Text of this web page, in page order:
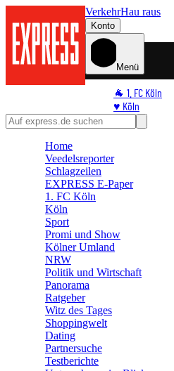
VerkehrHau raus
Konto
Menü
🐐 1. FC Köln
♥️ Köln
⭐ Promi
🛒 Shoppingwelt
Home
Veedelsreporter
Schlagzeilen
EXPRESS E-Paper
1. FC Köln
Köln
Sport
Promi und Show
Kölner Umland
NRW
Politik und Wirtschaft
Panorama
Ratgeber
Witz des Tages
Shoppingwelt
Dating
Partnersuche
Testberichte